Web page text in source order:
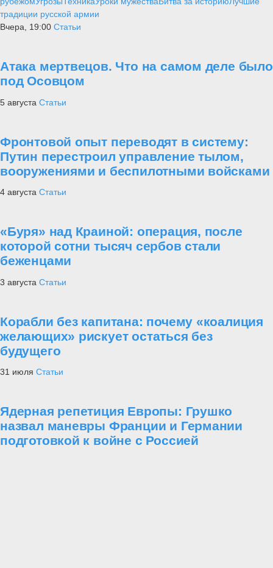
традиции русской армии
Вчера, 19:00 Статьи
Атака мертвецов. Что на самом деле было
под Осовцом
5 августа Статьи
Фронтовой опыт переводят в систему:
Путин перестроил управление тылом,
вооружениями и беспилотными войсками
4 августа Статьи
«Буря» над Краиной: операция, после
которой сотни тысяч сербов стали
беженцами
3 августа Статьи
Корабли без капитана: почему «коалиция
желающих» рискует остаться без
будущего
31 июля Статьи
Ядерная репетиция Европы: Грушко
назвал маневры Франции и Германии
подготовкой к войне с Россией